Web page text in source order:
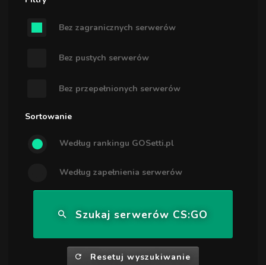
Bez zagranicznych serwerów
Bez pustych serwerów
Bez przepełnionych serwerów
Sortowanie
Według rankingu GOSetti.pl
Według zapełnienia serwerów
Szukaj serwerów CS:GO
Resetuj wyszukiwanie